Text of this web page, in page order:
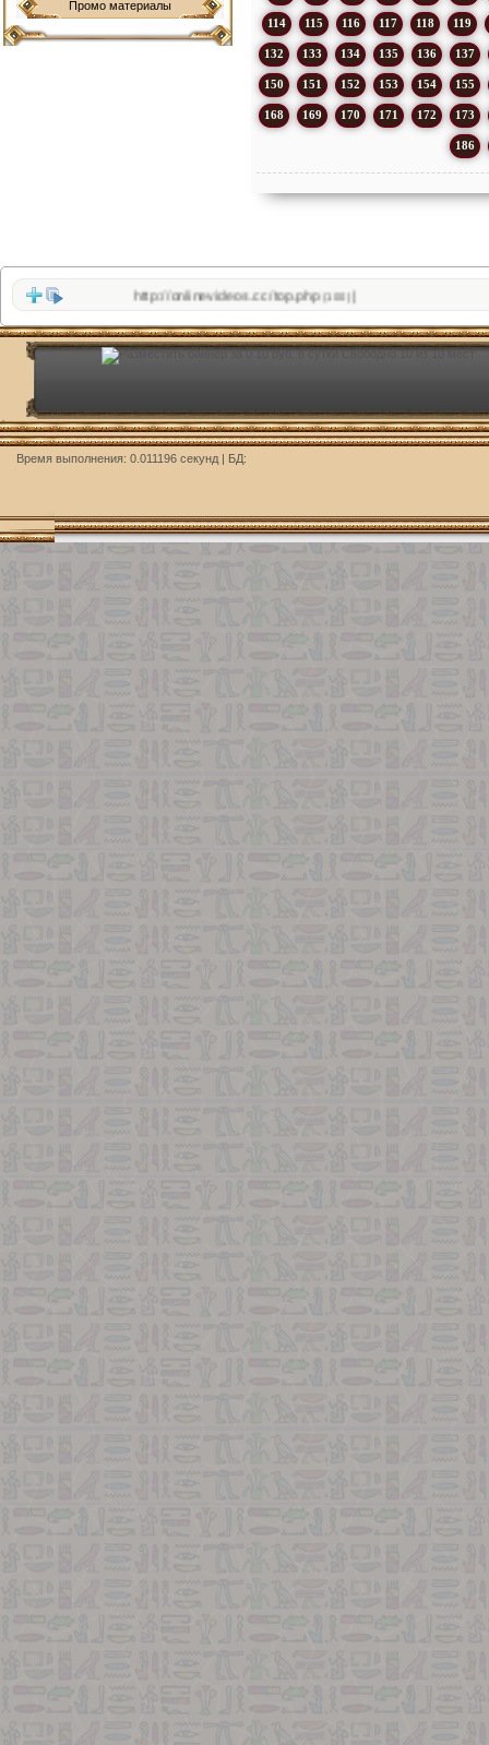
Промо материалы
114 115 116 117 118 119
132 133 134 135 136 137
150 151 152 153 154 155
168 169 170 171 172 173
186
(101)| http://onlinevideos.cc/top.php(100)|
Время выполнения: 0.011196 секунд | БД: